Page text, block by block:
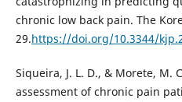
chronic low back pain. The
29.https://doi.org/10.3344/
Siqueira, J. L. D., & Morete, M.
assessment of chronic pain